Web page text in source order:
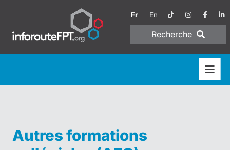
Fr En
Recherche
Autres formations